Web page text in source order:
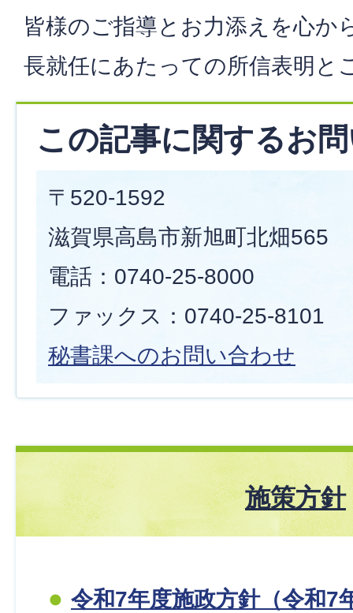
皆様のご指導とお力添えを心か
長就任にあたっての所信表明と
この記事に関するお
〒520-1592
滋賀県高島市新旭町北畑565
電話：0740-25-8000
ファックス：0740-25-8101
秘書課へのお問い合わせ
施策方針
令和7年度施政方針（令和7